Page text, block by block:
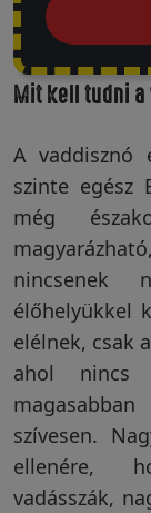
Mit kell tudni
A vaddisznó
szinte egész
még
nincsenek
élőhelyükkel
elélnek, csak
ahol nincs
szívesen.
ellenére,
vadásszák,